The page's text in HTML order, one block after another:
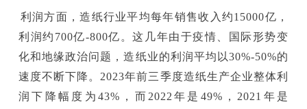
润方面，造纸行业平均每年销售收入约15000亿，
利润约700亿-800亿。这几年由于疫情、国际形势变
化和地缘政治问题，造纸业的利润平均以30%-50%的
速度不断下降。2023年前三季度造纸生产企业整体利
润下降幅度为43%，而2022年是49%，2021年是